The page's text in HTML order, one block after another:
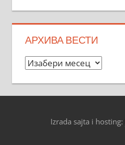
АРХИВА ВЕСТИ
Архива
Izrada sajta i hosting: